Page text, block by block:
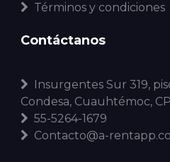
Términos y condiciones
Contáctanos
Insurgentes Sur 319,
Condesa, Cuauhtémoc,
55-5264-1679
Contacto@a-